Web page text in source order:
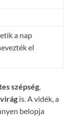
a nap
el
szépség,
is. A vidék, a
belopja